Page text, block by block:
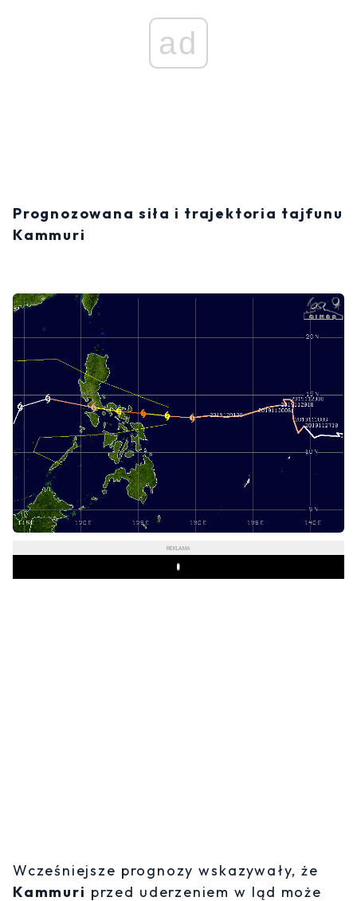
ad
Prognozowana siła i trajektoria tajfunu
Kammuri
REKLAMA
Play
Wcześniejsze prognozy wskazywały, że
Kammuri przed uderzeniem w ląd może